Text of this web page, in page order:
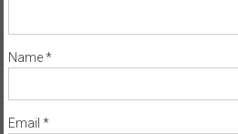
Name*
Email *